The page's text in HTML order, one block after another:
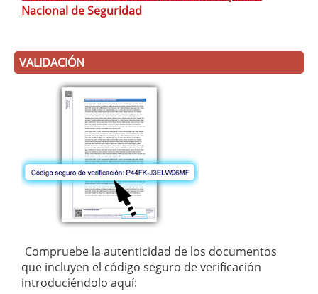
Nacional de Seguridad
VALIDACIÓN
Compruebe la autenticidad de los documentos
que incluyen el código seguro de verificación
introduciéndolo aquí: